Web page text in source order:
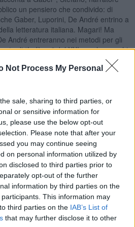
Not Process My Personal
sale, sharing to third parties, or
or sensitive information for
please use the below opt-out
Please note that after your
you may continue seeing
on personal information utilized by
disclosed to third parties prior to
opt-out of the further
information by third parties on the
participants. This information may
third parties on the IAB’s List of
that may further disclose it to other
un pensiero che condivido: di
Gaber, Luporini, De André entrino a
letteratura italiana. Magari! Ma
André entreranno nei metodi per gli
di “Lefèvre” del XXI secolo, per chi
Giorgio Gaber, Fabrizio De
ad esempio. Avevo quasi le lacrime
quella linea armonica che racconta:
ci pensi più” (da “La verità). Ed io ci
le lacrime agli occhi, quest’estate,
con un clarinetto, ad alcuni tra i
raccontato il mio sentirmi umano: “La
| Che nasconde invano | La paura di
parola io”); e ancora “E nel silenzio
e l'animo gioioso | Percepire che
riposo” (da “Quando sarò capace di
riescano a trasmettere questa
leggera. Questo ampio e variegato
come tutti i piaceri che sconfinano